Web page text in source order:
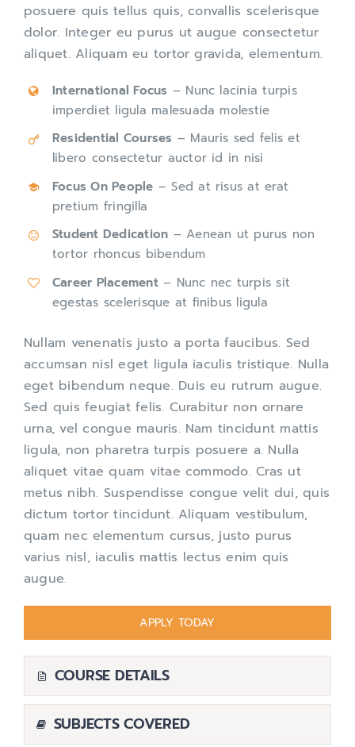
posuere quis tellus quis, convallis scelerisque
dolor. Integer eu purus ut augue consectetur
aliquet. Aliquam eu tortor gravida, elementum.
International Focus – Nunc lacinia turpis
imperdiet ligula malesuada molestie
Residential Courses – Mauris sed felis et
libero consectetur auctor id in nisi
Focus On People – Sed at risus at erat
pretium fringilla
Student Dedication – Aenean ut purus non
tortor rhoncus bibendum
Career Placement– Nunc nec turpis sit
egestas scelerisque at finibus ligula
Nullam venenatis justo a porta faucibus. Sed
accumsan nisl eget ligula iaculis tristique. Nulla
eget bibendum neque. Duis eu rutrum augue.
Sed quis feugiat felis. Curabitur non ornare
urna, vel congue mauris. Nam tincidunt mattis
ligula, non pharetra turpis posuere a. Nulla
aliquet vitae quam vitae commodo. Cras ut
metus nibh. Suspendisse congue velit dui, quis
dictum tortor tincidunt. Aliquam vestibulum,
quam nec elementum cursus, justo purus
varius nisl, iaculis mattis lectus enim quis
augue.
APPLY TODAY
COURSE DETAILS
SUBJECTS COVERED